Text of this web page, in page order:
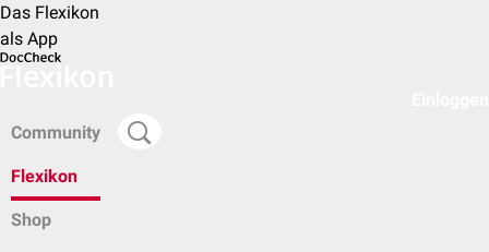
Das Flexikon
als App
Community
Flexikon
Shop